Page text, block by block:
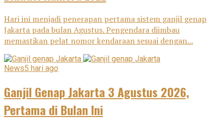
Hari ini menjadi penerapan pertama sistem ganjil genap
Jakarta pada bulan Agustus. Pengendara diimbau
memastikan pelat nomor kendaraan sesuai dengan...
News5 hari ago
Ganjil Genap Jakarta 3 Agustus 2026,
Pertama di Bulan Ini